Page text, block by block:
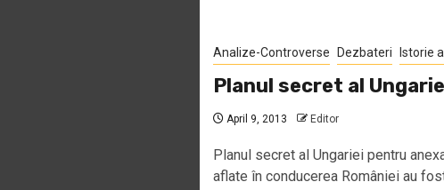
Analize-Controverse Dezbateri Istorie
Planul secret al
April 9, 2013 Editor
Planul secret al Ungariei pentru
aflate în conducerea României au